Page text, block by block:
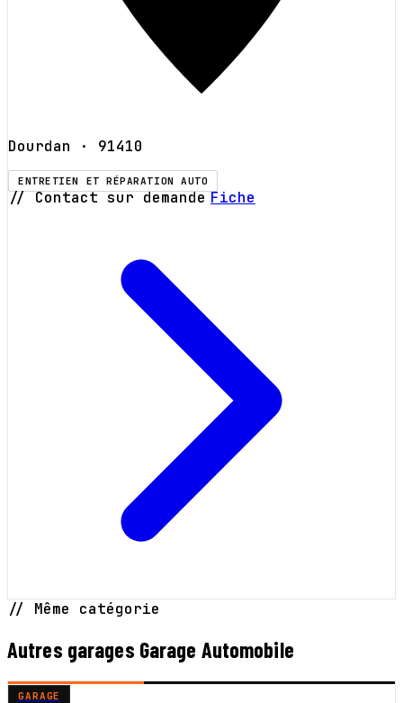
Dourdan · 91410
ENTRETIEN ET RÉPARATION AUTO
// Contact sur demande Fiche
// Même catégorie
Autres garages Garage Automobile
GARAGE